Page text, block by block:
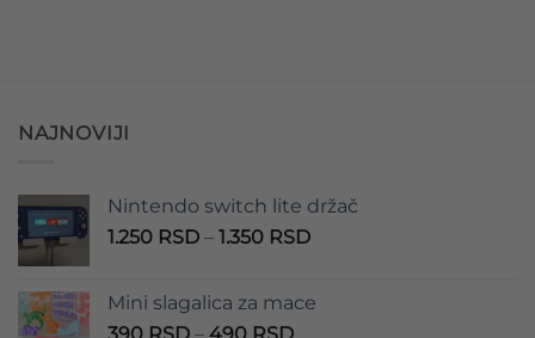
NAJNOVIJI
Nintendo switch lite držač
1.250 RSD – 1.350 RSDRaspon
1.250 RSD
Mini slagalica za mace
Raspon